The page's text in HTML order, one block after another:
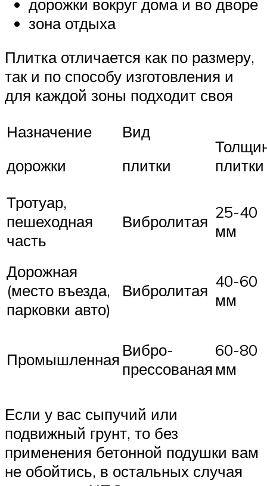
дорожки вокруг дома и во дворе
зона отдыха
Плитка отличается как по размеру,
так и по способу изготовления и
для каждой зоны подходит своя
Назначение
дорожки
Вид
плитки
плитки
Тротуар,
пешеходная
часть
Вибролитая 25-40
мм
Дорожная
(место въезда,
парковки авто)
Вибролитая 40-60
мм
Промышленная Вибро-
прессованая
60-80
мм
Если у вас сыпучий или
подвижный грунт, то без
применения бетонной подушки вам
не обойтись, в остальных случая